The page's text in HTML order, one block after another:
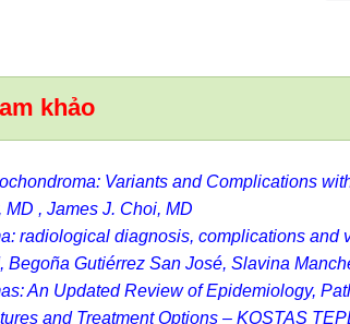
khảo
Variants and Complications
MD , James J. Choi, MD
radiological diagnosis, complications and
Begoña Gutiérrez San José, Slavina
An Updated Review of Epidemiology,
and Treatment Options – KOSTAS